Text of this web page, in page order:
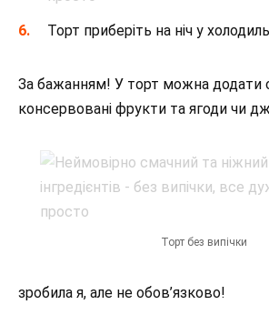
Торт приберіть на ніч у
За бажанням! У торт можна додати
консервовані фрукти та ягоди чи
Торт без випічки
зробила я, але не обов’язково!